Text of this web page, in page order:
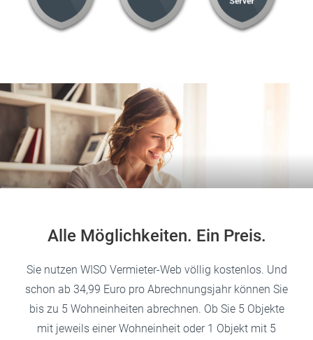
Alle Möglichkeiten. Ein Preis.
Sie nutzen WISO Vermieter-Web völlig kostenlos. Und
schon ab 34,99 Euro pro Abrechnungsjahr können Sie
bis zu 5 Wohneinheiten abrechnen. Ob Sie 5 Objekte
mit jeweils einer Wohneinheit oder 1 Objekt mit 5